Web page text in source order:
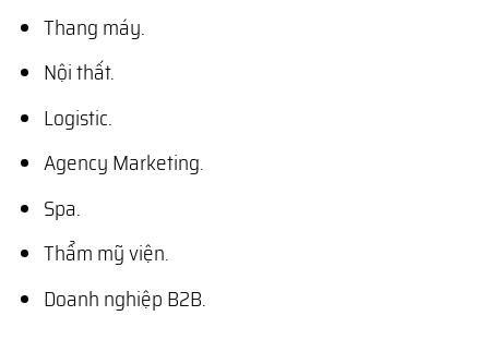
Thang máy.
Nội thất.
Logistic.
Agency Marketing.
Spa.
Thẩm mỹ viện.
Doanh nghiệp B2B.